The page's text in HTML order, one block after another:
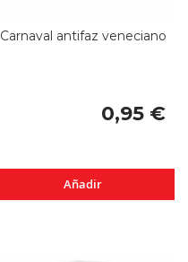
Carnaval antifaz veneciano
0,95 €
Añadir